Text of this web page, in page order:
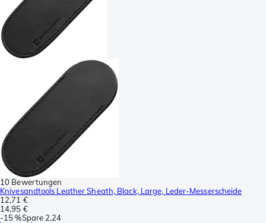
10 Bewertungen
Knivesandtools Leather Sheath, Black, Large, Leder-Messerscheide
12,71 €
14,95 €
-15 %Spare 2,24